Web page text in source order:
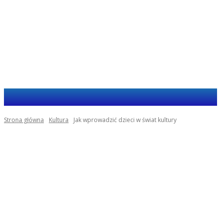
Haja.com.pl
Strona główna Kultura Jak wprowadzić dzieci w świat kultury